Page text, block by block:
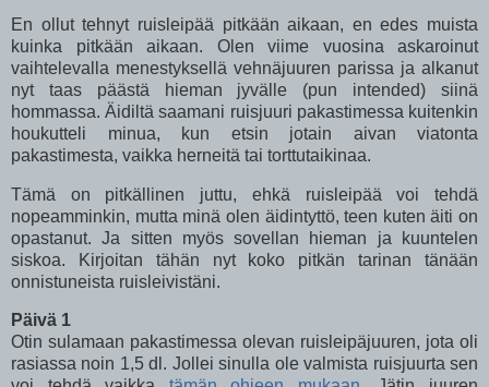
En ollut tehnyt ruisleipää pitkään aikaan, en edes muista
kuinka pitkään aikaan. Olen viime vuosina askaroinut
vaihtelevalla menestyksellä vehnäjuuren parissa ja alkanut
nyt taas päästä hieman jyvälle (pun intended) siinä
hommassa. Äidiltä saamani ruisjuuri pakastimessa kuitenkin
houkutteli minua, kun etsin jotain aivan viatonta
pakastimesta, vaikka herneitä tai torttutaikinaa.
Tämä on pitkällinen juttu, ehkä ruisleipää voi tehdä
nopeamminkin, mutta minä olen äidintyttö, teen kuten äiti on
opastanut. Ja sitten myös sovellan hieman ja kuuntelen
siskoa. Kirjoitan tähän nyt koko pitkän tarinan tänään
onnistuneista ruisleivistäni.
Päivä 1
Otin sulamaan pakastimessa olevan ruisleipäjuuren, jota oli
rasiassa noin 1,5 dl. Jollei sinulla ole valmista ruisjuurta sen